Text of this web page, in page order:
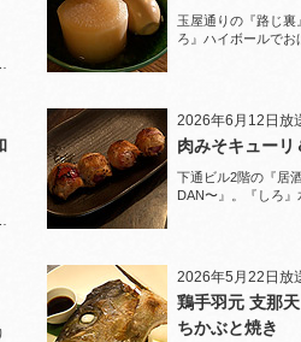
玉屋通りの『路じ裏
ろ』ハイボールでお
2026年6月12日放
肉みそキューリ
下通ビル2階の『居
DAN〜』。『しろ』
2026年5月22日放
鶏手羽元 支那
ちかぶと焼き